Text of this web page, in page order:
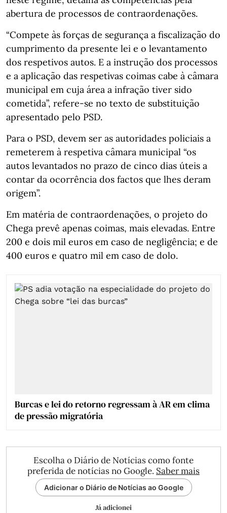
abertura de processos de contraordenações.
“Compete às forças de segurança a fiscalização do
cumprimento da presente lei e o levantamento
dos respetivos autos. E a instrução dos processos
e a aplicação das respetivas coimas cabe à câmara
municipal em cuja área a infração tiver sido
cometida”, refere-se no texto de substituição
apresentado pelo PSD.
Para o PSD, devem ser as autoridades policiais a
remeterem à respetiva câmara municipal “os
autos levantados no prazo de cinco dias úteis a
contar da ocorrência dos factos que lhes deram
origem”.
Em matéria de contraordenações, o projeto do
Chega prevê apenas coimas, mais elevadas. Entre
200 e dois mil euros em caso de negligência; e de
400 euros e quatro mil em caso de dolo.
Burcas e lei do retorno regressam à AR em clima
de pressão migratória
Escolha o Diário de Notícias como fonte
preferida de notícias no Google. Saber mais
Adicionar o Diário de Notícias ao Google
Já adicionei